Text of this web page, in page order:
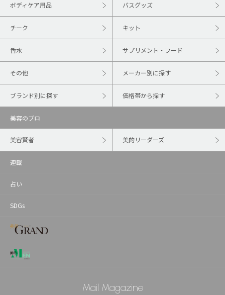
ボディケア用品 バスグッズ
チーク キット
香水 サプリメント・フード
その他 メーカー別に探す
ブランド別に探す 価格帯から探す
美容のプロ
美容賢者 美的リーダーズ
連載
占い
SDGs
Mail Magazine